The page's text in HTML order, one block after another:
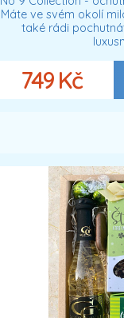
Máte ve svém okolí
také rádi
749 Kč